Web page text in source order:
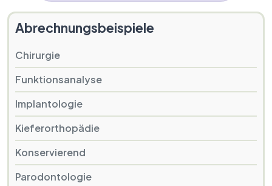
Abrechnungsbeispiele
Chirurgie
Funktionsanalyse
Implantologie
Kieferorthopädie
Konservierend
Parodontologie